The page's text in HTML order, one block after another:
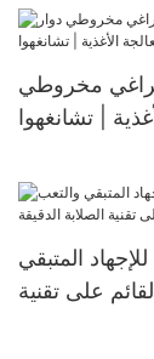
تشانغهوا
مخروطي
| تشانغهوا
المتبقي
على تقنية